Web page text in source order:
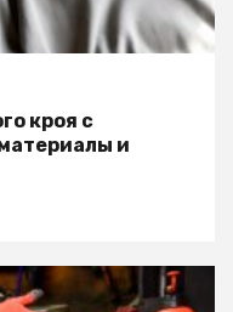
кроя с
и